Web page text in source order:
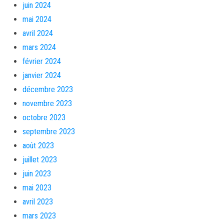
juin 2024
mai 2024
avril 2024
mars 2024
février 2024
janvier 2024
décembre 2023
novembre 2023
octobre 2023
septembre 2023
août 2023
juillet 2023
juin 2023
mai 2023
avril 2023
mars 2023